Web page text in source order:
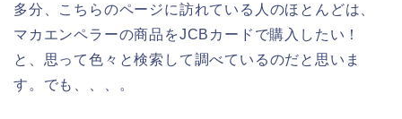
多分、こちらのページに訪れている人のほとんどは、
マカエンペラーの商品をJCBカードで購入したい！
と、思って色々と検索して調べているのだと思いま
す。でも、、、。